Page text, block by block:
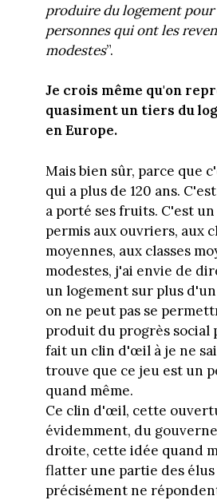
produire du logement pour
personnes qui ont les
modestes”.
Je crois même qu'on
quasiment un tiers du
en Europe.
Mais bien sûr, parce que
qui a plus de 120 ans.
a porté ses fruits. C'est
permis aux ouvriers, aux
moyennes, aux classes
modestes, j'ai envie de
un logement sur plus
on ne peut pas se
produit du progrès social
fait un clin d'œil à je ne
trouve que ce jeu est un
quand même.
Ce clin d'œil, cette
évidemment, du
droite, cette idée quand
flatter une partie des élus
précisément ne